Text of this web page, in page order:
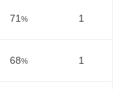
71 % 1
68% 1